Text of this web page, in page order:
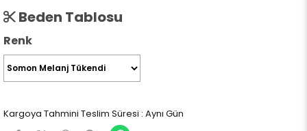
Beden Tablosu
Renk
Kargoya Tahmini Teslim Süresi : Aynı Gün